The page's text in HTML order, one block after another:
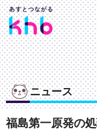
ニュース
福島第一原発の